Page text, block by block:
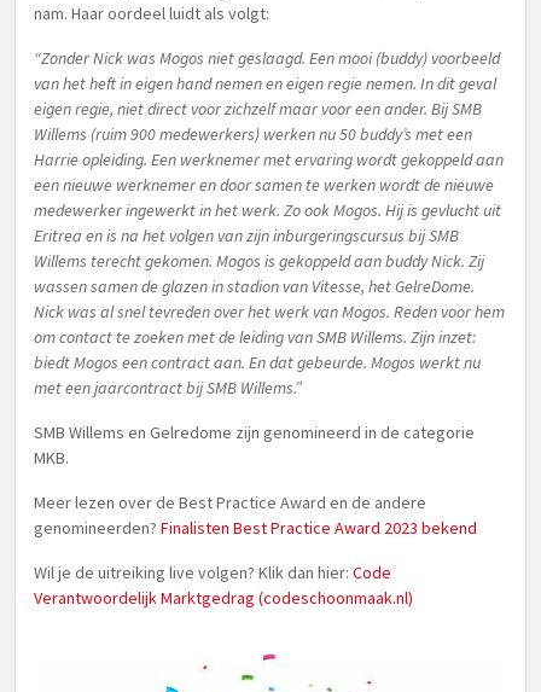
nam. Haar oordeel luidt als volgt:
“Zonder Nick was Mogos niet geslaagd. Een mooi (buddy) voorbeeld
van het heft in eigen hand nemen en eigen regie nemen. In dit geval
eigen regie, niet direct voor zichzelf maar voor een ander. Bij SMB
Willems (ruim 900 medewerkers) werken nu 50 buddy’s met een
Harrie opleiding. Een werknemer met ervaring wordt gekoppeld aan
een nieuwe werknemer en door samen te werken wordt de nieuwe
medewerker ingewerkt in het werk. Zo ook Mogos. Hij is gevlucht uit
Eritrea en is na het volgen van zijn inburgeringscursus bij SMB
Willems terecht gekomen. Mogos is gekoppeld aan buddy Nick. Zij
wassen samen de glazen in stadion van Vitesse, het GelreDome.
Nick was al snel tevreden over het werk van Mogos. Reden voor hem
om contact te zoeken met de leiding van SMB Willems. Zijn inzet:
biedt Mogos een contract aan. En dat gebeurde. Mogos werkt nu
met een jaarcontract bij SMB Willems.”
SMB Willems en Gelredome zijn genomineerd in de categorie
MKB.
Meer lezen over de Best Practice Award en de andere
genomineerden? Finalisten Best Practice Award 2023 bekend
Wil je de uitreiking live volgen? Klik dan hier: Code
Verantwoordelijk Marktgedrag (codeschoonmaak.nl)